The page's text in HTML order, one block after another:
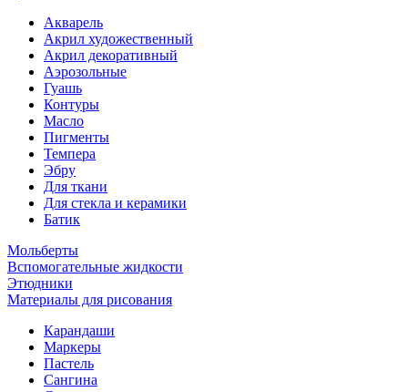
Акварель
Акрил художественный
Акрил декоративный
Аэрозольные
Гуашь
Контуры
Масло
Пигменты
Темпера
Эбру
Для ткани
Для стекла и керамики
Батик
Мольберты
Вспомогательные жидкости
Этюдники
Материалы для рисования
Карандаши
Маркеры
Пастель
Сангина